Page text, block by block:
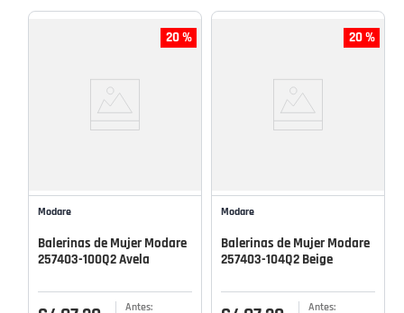
20 %
Modare
Balerinas de Mujer Modare
257403-100Q2 Avela
20 %
Modare
Balerinas de Mujer Modare
257403-104Q2 Beige